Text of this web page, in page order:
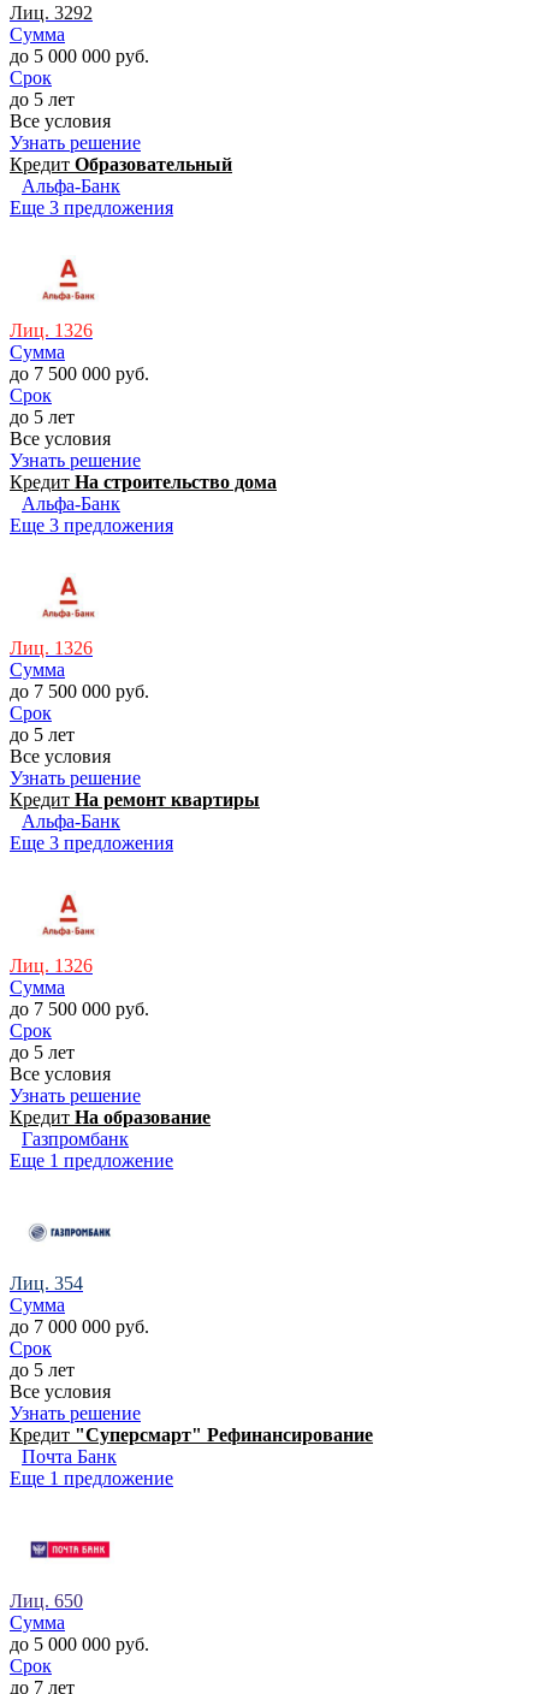
Лиц. 3292
Сумма
до 5 000 000 руб.
Срок
до 5 лет
Все условия
Узнать решение
Кредит Образовательный
Альфа-Банк
Еще 3 предложения
Лиц. 1326
Сумма
до 7 500 000 руб.
Срок
до 5 лет
Все условия
Узнать решение
Кредит На строительство дома
Альфа-Банк
Еще 3 предложения
Лиц. 1326
Сумма
до 7 500 000 руб.
Срок
до 5 лет
Все условия
Узнать решение
Кредит На ремонт квартиры
Альфа-Банк
Еще 3 предложения
Лиц. 1326
Сумма
до 7 500 000 руб.
Срок
до 5 лет
Все условия
Узнать решение
Кредит На образование
Газпромбанк
Еще 1 предложение
Лиц. 354
Сумма
до 7 000 000 руб.
Срок
до 5 лет
Все условия
Узнать решение
Кредит "Суперсмарт" Рефинансирование
Почта Банк
Еще 1 предложение
Лиц. 650
Сумма
до 5 000 000 руб.
Срок
до 7 лет